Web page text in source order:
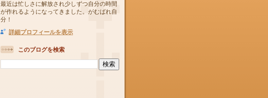
最近は忙しさに解放され少しずつ自分の時間
が作れるようになってきました。がむばれ自
分！
詳細プロフィールを表示
このブログを検索